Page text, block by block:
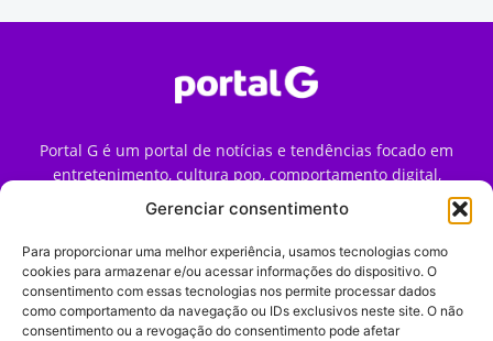
Gerenciar consentimento
Para proporcionar uma melhor experiência, usamos tecnologias como
cookies para armazenar e/ou acessar informações do dispositivo. O
consentimento com essas tecnologias nos permite processar dados
como comportamento da navegação ou IDs exclusivos neste site. O não
consentimento ou a revogação do consentimento pode afetar
Portal G é um portal de notícias e tendências focado em
entretenimento, cultura pop, comportamento digital,
streaming, games e iniciativas de marca que impactam a
forma como o público vive e consome internet no Brasil.
Contato:contato@portalg.com.br